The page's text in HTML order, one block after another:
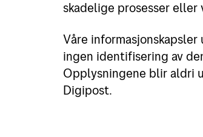
skadelige prosesser eller
Våre
ingen identifisering av
Opplysningene blir aldri
Digipost.